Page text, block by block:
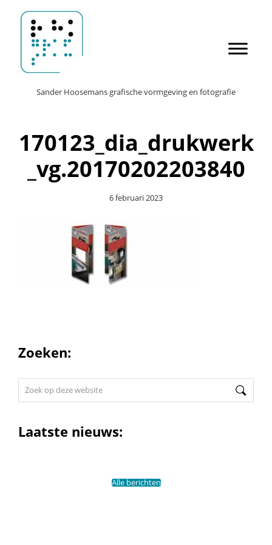
naar
de
hoofd
inhoud
Sander Hoosemans
HeaderSander Hoosemans grafische vormgeving en fotografie
170123_dia_drukwerk
_vg.20170202203840
6 februari 2023
Zoeken:
website
Laatste nieuws:
Alle berichten